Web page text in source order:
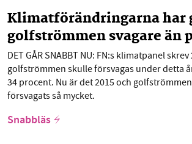
Klimatförändringarna har
golfströmmen svagare än
DET GÅR SNABBT NU: FN:s klimatpanel
golfströmmen skulle försvagas under detta
34 procent. Nu är det 2015 och
försvagats så mycket.
Snabbläs